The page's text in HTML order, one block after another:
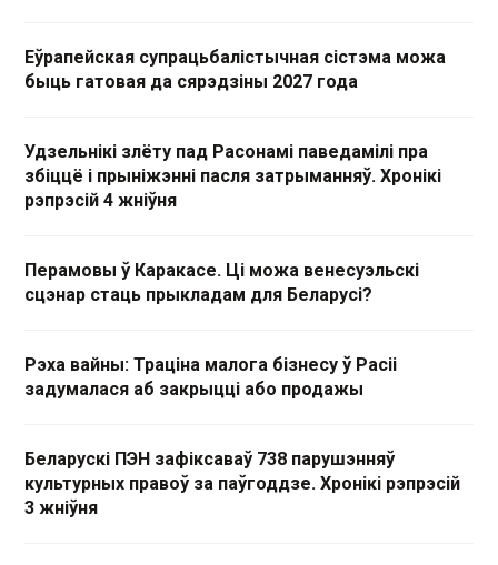
Еўрапейская супрацьбалістычная сістэма можа
быць гатовая да сярэдзіны 2027 года
Удзельнікі злёту пад Расонамі паведамілі пра
збіццё і прыніжэнні пасля затрыманняў. Хронікі
рэпрэсій 4 жніўня
Перамовы ў Каракасе. Ці можа венесуэльскі
сцэнар стаць прыкладам для Беларусі?
Рэха вайны: Траціна малога бізнесу ў Расіі
задумалася аб закрыцці або продажы
Беларускі ПЭН зафіксаваў 738 парушэнняў
культурных правоў за паўгоддзе. Хронікі рэпрэсій
3 жніўня